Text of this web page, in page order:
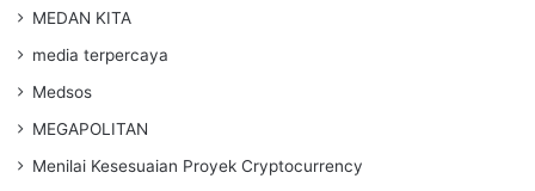
MEDAN KITA
media terpercaya
Medsos
MEGAPOLITAN
Menilai Kesesuaian Proyek Cryptocurrency